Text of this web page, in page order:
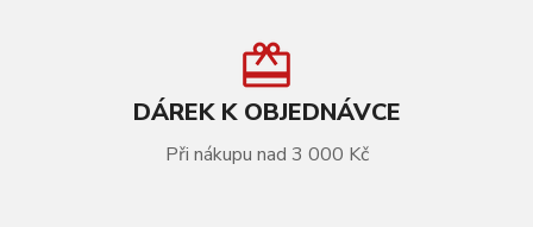
DÁREK K OBJEDNÁVCE
Při nákupu nad 3 000 Kč